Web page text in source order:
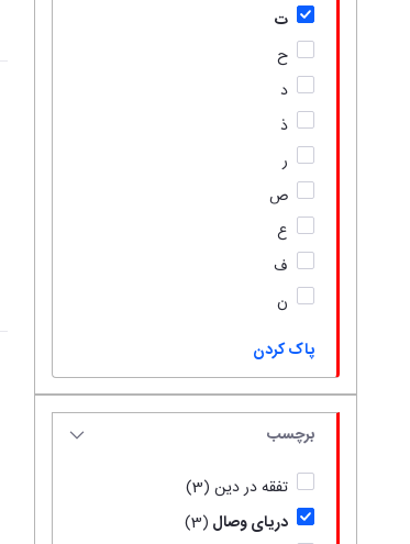
ت
ح
د
ذ
ر
ص
ع
ف
ن
پاک کردن
برچسب
تفقه در دین (3)
دریای وصال (3)